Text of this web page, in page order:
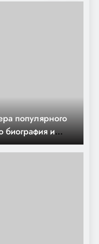
популярного
биография и
в мире